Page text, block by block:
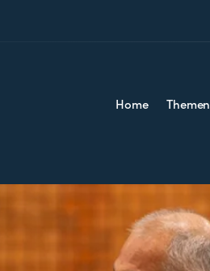
Home Themen